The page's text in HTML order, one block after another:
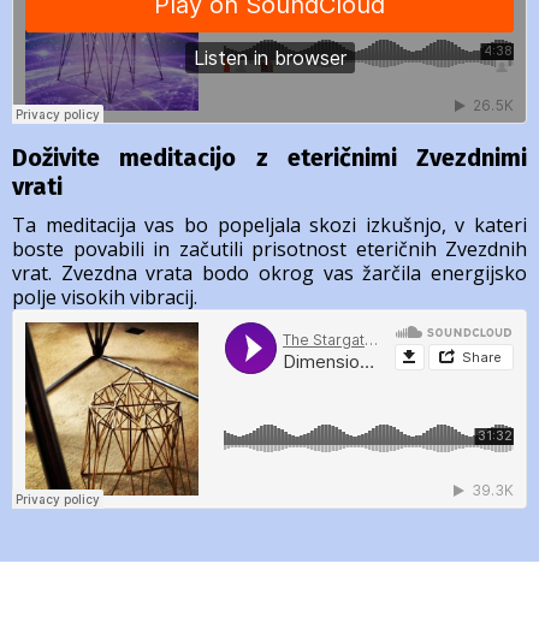
Doživite meditacijo z eteričnimi Zvezdnimi
vrati
Ta meditacija vas bo popeljala skozi izkušnjo, v kateri
boste povabili in začutili prisotnost eteričnih Zvezdnih
vrat. Zvezdna vrata bodo okrog vas žarčila energijsko
polje visokih vibracij.